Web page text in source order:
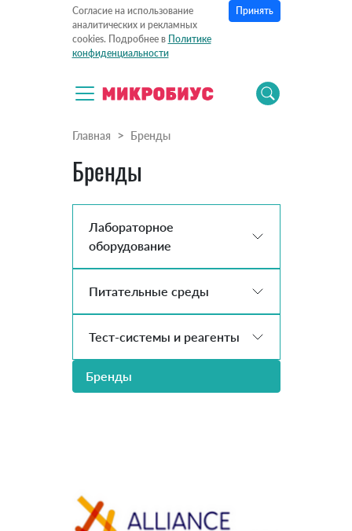
Согласие на использование
аналитических и рекламных
cookies. Подробнее в Политике
конфиденциальности
Принять
Главная Бренды
Бренды
Лабораторное
оборудование
Питательные среды
Тест-системы и реагенты
Бренды